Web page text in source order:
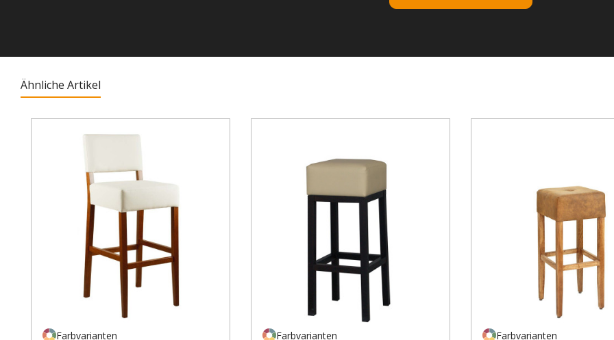
Ähnliche Artikel
Farbvarianten Farbvarianten Farbvarianten